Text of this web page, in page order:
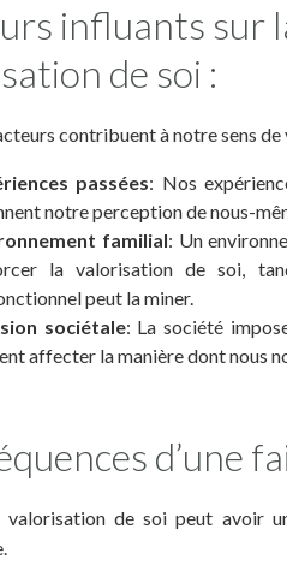
influants sur
de soi :
contribuent à notre sens
passées: Nos
notre perception de nous-
familial: Un
la valorisation de soi,
peut la miner.
sociétale: La société
affecter la manière dont nous
d’une
valorisation de soi peut avoir